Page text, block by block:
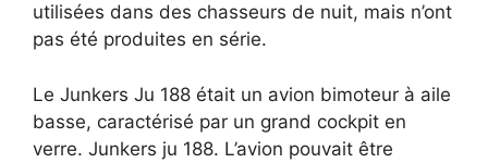
utilisées dans des chasseurs de nuit, mais n’ont
pas été produites en série.
Le Junkers Ju 188 était un avion bimoteur à aile
basse, caractérisé par un grand cockpit en
verre. Junkers ju 188. L’avion pouvait être